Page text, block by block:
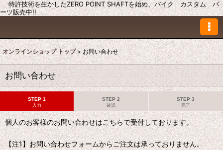
特許技術を生かしたZERO POINT SHAFTを始め、バイク カスタム パ
ーツ販売中!!
オンラインショップ トップ > お問い合わせ
お問い合わせ
STEP 1
入力
STEP 2
確認
STEP 3
完了
個人のお客様のお問い合わせはこちらで受付しております。
【注1】お問い合わせフォームからご注文は承っておりません。